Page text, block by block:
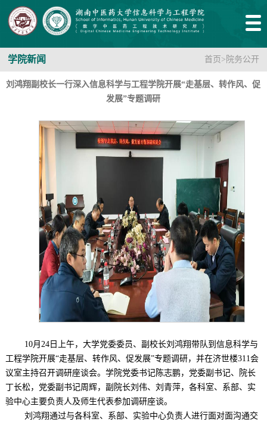
学院新闻 首页 > 院务公开
刘鸿翔副校长一行深入信息科学与工程学院开展“走基层、转作风、促
发展”专题调研
10月24日上午， 大学党委委员、副校长刘鸿翔带队到 信息科学与
工程学院开展“走基层、转作风、促发展”专题调研，并在济世楼311会
议室主持召开调研座谈会。学院党委书记陈志鹏，党委副书记、院长
丁长松，党委副书记周辉，副院长刘伟、刘青萍，各科室、系部、 实
验中心主要负责人及师生代表参加调研座谈。
刘鸿翔通过与各科室、系部、实验中心负责人进行面对面沟通交